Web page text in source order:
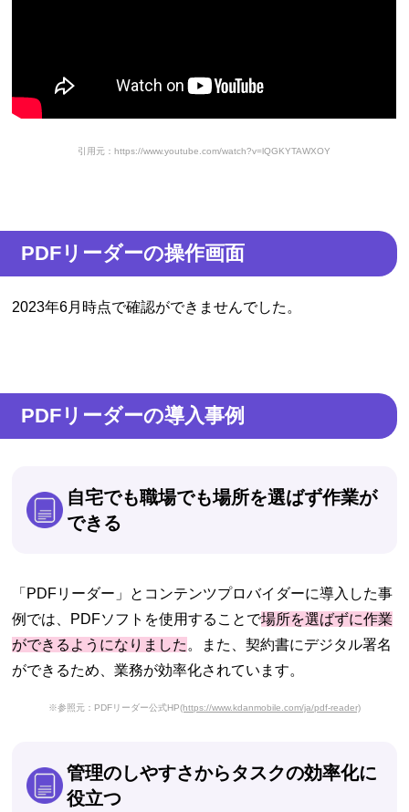
引用元：https://www.youtube.com/watch?v=lQGKYTAWXOY
PDFリーダーの操作画面
2023年6月時点で確認ができませんでした。
PDFリーダーの導入事例
自宅でも職場でも場所を選ばず作業が
できる
「PDFリーダー」とコンテンツプロバイダーに導入した事
例では、PDFソフトを使用することで場所を選ばずに作業
ができるようになりました 。また、契約書にデジタル署名
ができるため、業務が効率化されています。
※参照元：PDFリーダー公式HP(https://www.kdanmobile.com/ja/pdf-reader)
管理のしやすさからタスクの効率化に
役立つ